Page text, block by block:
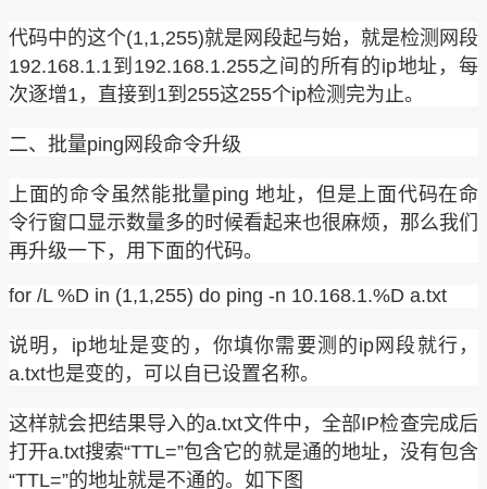
代码中的这个(1,1,255)就是网段起与始，就是检测网段
192.168.1.1到192.168.1.255之间的所有的ip地址，每
次逐增1，直接到1到255这255个ip检测完为止。
二、批量ping网段命令升级
上面的命令虽然能批量ping 地址，但是上面代码在命
令行窗口显示数量多的时候看起来也很麻烦，那么我们
再升级一下，用下面的代码。
for /L %D in (1,1,255) do ping -n 10.168.1.%D a.txt
说明，ip地址是变的，你填你需要测的ip网段就行，
a.txt也是变的，可以自已设置名称。
这样就会把结果导入的a.txt文件中，全部IP检查完成后
打开a.txt搜索“TTL=”包含它的就是通的地址，没有包含
“TTL=”的地址就是不通的。如下图